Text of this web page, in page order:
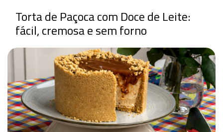
Torta de Paçoca com Doce de Leite:
fácil, cremosa e sem forno